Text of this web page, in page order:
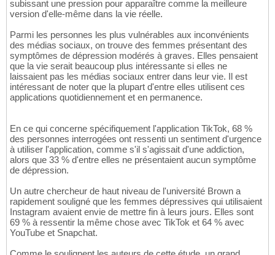
subissant une pression pour apparaître comme la meilleure
version d'elle-même dans la vie réelle.
Parmi les personnes les plus vulnérables aux inconvénients
des médias sociaux, on trouve des femmes présentant des
symptômes de dépression modérés à graves. Elles pensaient
que la vie serait beaucoup plus intéressante si elles ne
laissaient pas les médias sociaux entrer dans leur vie. Il est
intéressant de noter que la plupart d'entre elles utilisent ces
applications quotidiennement et en permanence.
En ce qui concerne spécifiquement l'application TikTok, 68 %
des personnes interrogées ont ressenti un sentiment d'urgence
à utiliser l'application, comme s'il s'agissait d'une addiction,
alors que 33 % d'entre elles ne présentaient aucun symptôme
de dépression.
Un autre chercheur de haut niveau de l'université Brown a
rapidement souligné que les femmes dépressives qui utilisaient
Instagram avaient envie de mettre fin à leurs jours. Elles sont
69 % à ressentir la même chose avec TikTok et 64 % avec
YouTube et Snapchat.